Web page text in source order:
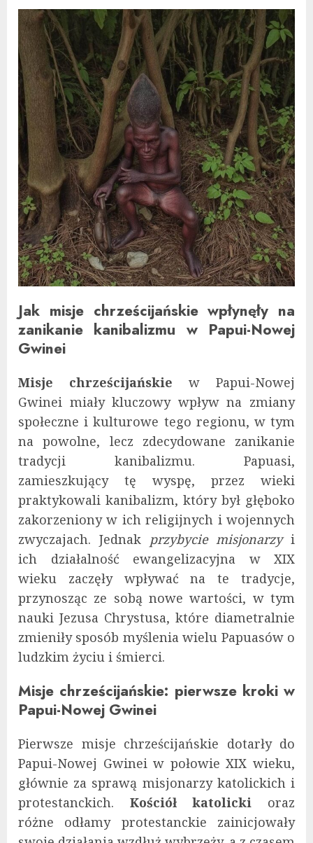
Jak misje chrześcijańskie wpłynęły na
zanikanie kanibalizmu w Papui-Nowej
Gwinei
Misje chrześcijańskie w Papui-Nowej
Gwinei miały kluczowy wpływ na zmiany
społeczne i kulturowe tego regionu, w tym
na powolne, lecz zdecydowane zanikanie
tradycji kanibalizmu. Papuasi,
zamieszkujący tę wyspę, przez wieki
praktykowali kanibalizm, który był głęboko
zakorzeniony w ich religijnych i wojennych
zwyczajach. Jednak przybycie misjonarzyi
ich działalność ewangelizacyjna w XIX
wieku zaczęły wpływać na te tradycje,
przynosząc ze sobą nowe wartości, w tym
nauki Jezusa Chrystusa, które diametralnie
zmieniły sposób myślenia wielu Papuasów o
ludzkim życiu i śmierci.
Misje chrześcijańskie: pierwsze kroki w
Papui-Nowej Gwinei
Pierwsze misje chrześcijańskie dotarły do
Papui-Nowej Gwinei w połowie XIX wieku,
głównie za sprawą misjonarzy katolickich i
protestanckich. Kościół katolicki oraz
różne odłamy protestanckie zainicjowały